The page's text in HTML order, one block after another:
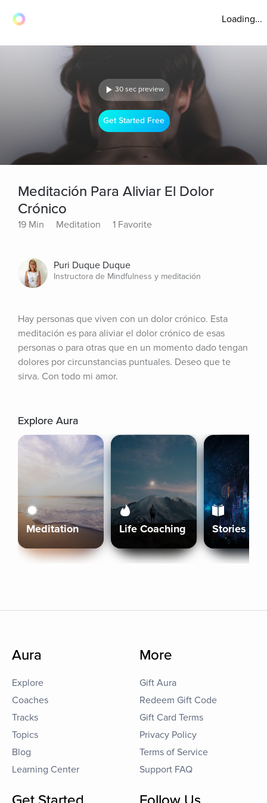
Loading...
30 sec preview
Get Started Free
Meditación Para Aliviar El Dolor
Crónico
19 Min Meditation 1 Favorite
Puri Duque Duque
Instructora de Mindfulness y meditación
Hay personas que viven con un dolor crónico. Esta
meditación es para aliviar el dolor crónico de esas
personas o para otras que en un momento dado tengan
dolores por circunstancias puntuales. Deseo que te
sirva. Con todo mi amor.
Explore Aura
Meditation Life Coaching Stories
Aura
Explore
Coaches
Tracks
Topics
Blog
Learning Center
More
Gift Aura
Redeem Gift Code
Gift Card Terms
Privacy Policy
Terms of Service
Support FAQ